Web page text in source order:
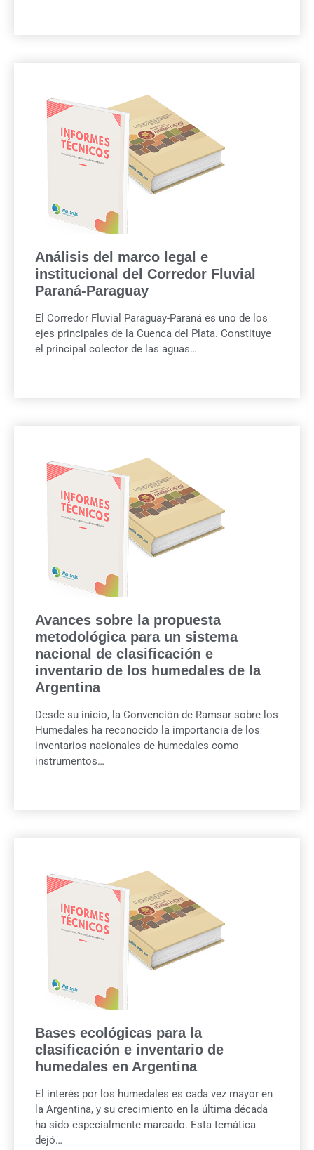
Análisis del marco legal e
institucional del Corredor Fluvial
Paraná-Paraguay
El Corredor Fluvial Paraguay-Paraná es uno de los
ejes principales de la Cuenca del Plata. Constituye
el principal colector de las aguas…
Avances sobre la propuesta
metodológica para un sistema
nacional de clasificación e
inventario de los humedales de la
Argentina
Desde su inicio, la Convención de Ramsar sobre los
Humedales ha reconocido la importancia de los
inventarios nacionales de humedales como
instrumentos…
Bases ecológicas para la
clasificación e inventario de
humedales en Argentina
El interés por los humedales es cada vez mayor en
la Argentina, y su crecimiento en la última década
ha sido especialmente marcado. Esta temática
dejó…